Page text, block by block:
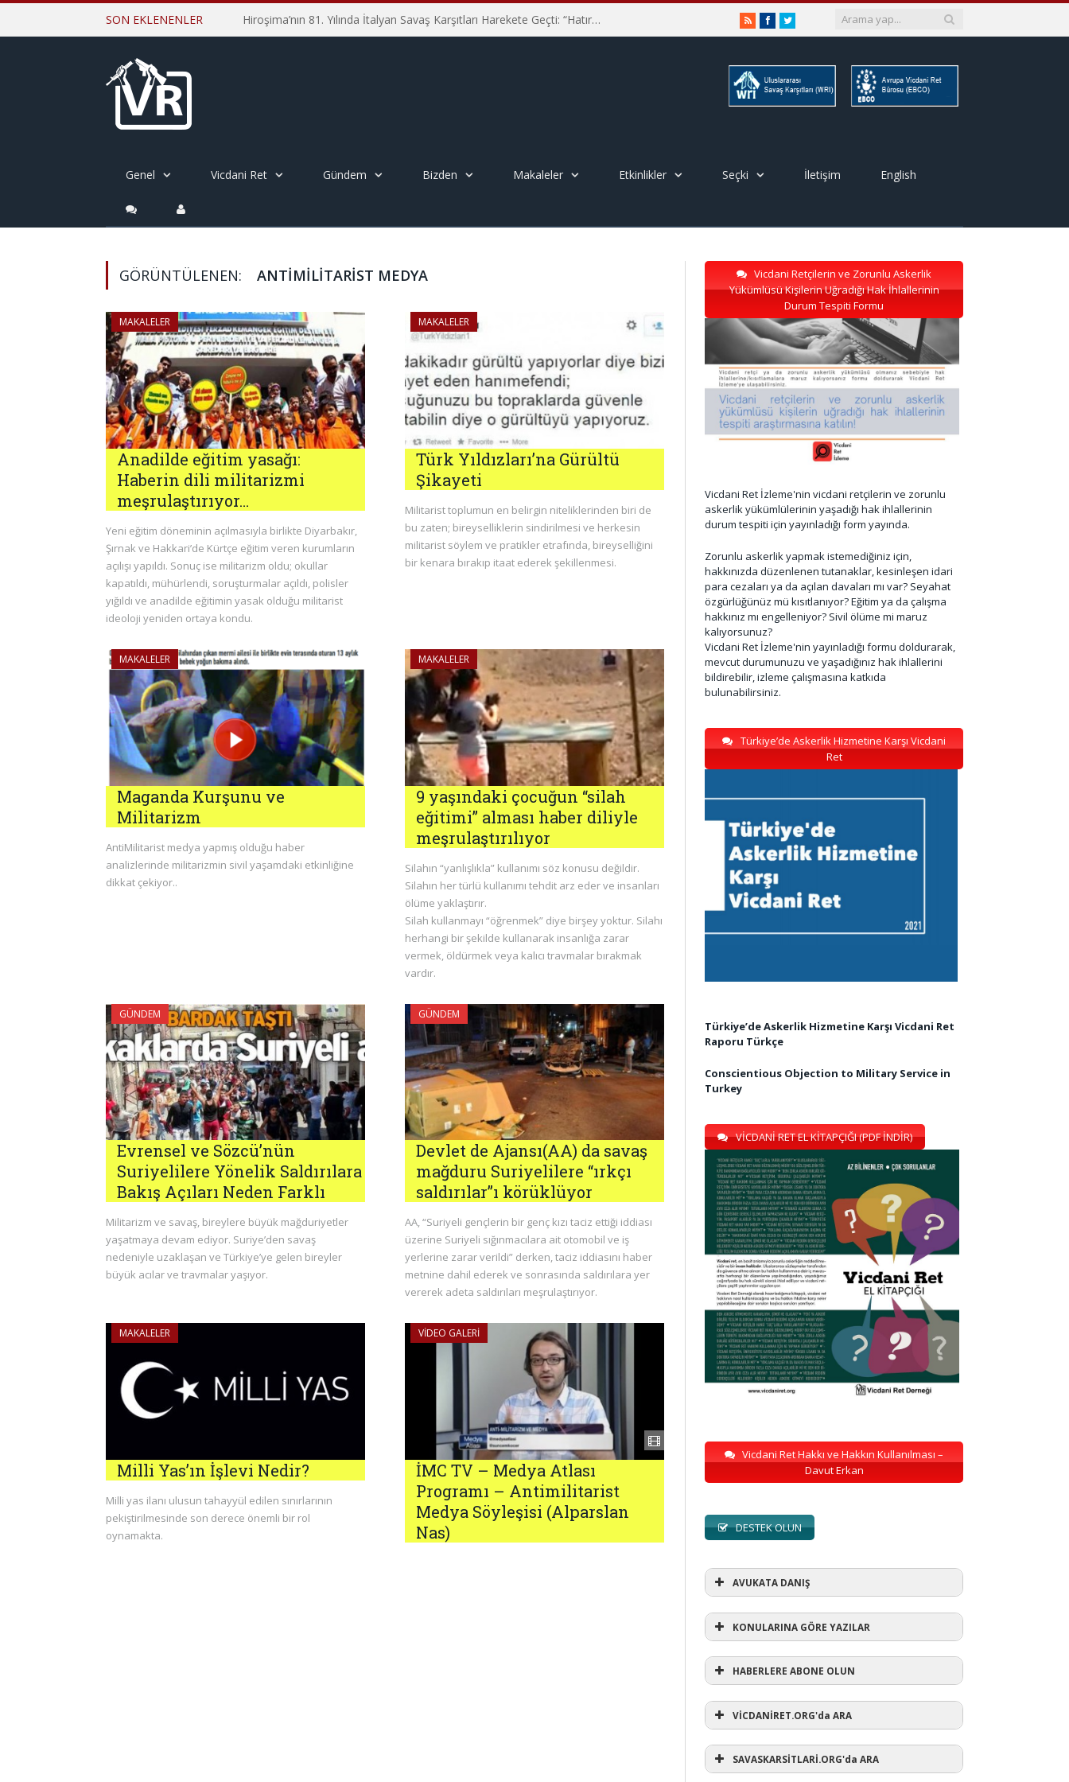
SON EKLENENLER Hiroşima’nın 81. Yılında İtalyan Savaş Karşıtları Harekete Geçti: “Hatırlamak yeterli değil” RSSFacebookTwitter
Genel Vicdani Ret Gündem Bizden Makaleler Etkinlikler Seçki İletişim English
GÖRÜNTÜLENEN: ANTIMILITARIST MEDYA
MAKALELER
Anadilde eğitim yasağı:
Haberin dili militarizmi
meşrulaştırıyor…
Yeni eğitim döneminin açılmasıyla birlikte Diyarbakır,
Şırnak ve Hakkari’de Kürtçe eğitim veren kurumların
açılışı yapıldı. Sonuç ise militarizm oldu; okullar
kapatıldı, mühürlendi, soruşturmalar açıldı, polisler
yığıldı ve anadilde eğitimin yasak olduğu militarist
ideoloji yeniden ortaya kondu.
MAKALELER
Türk Yıldızları’na Gürültü
Şikayeti
Militarist toplumun en belirgin niteliklerinden biri de
bu zaten; bireyselliklerin sindirilmesi ve herkesin
militarist söylem ve pratikler etrafında, bireyselliğini
bir kenara bırakıp itaat ederek şekillenmesi.
MAKALELER
Maganda Kurşunu ve
Militarizm
AntiMilitarist medya yapmış olduğu haber
analizlerinde militarizmin sivil yaşamdaki etkinliğine
dikkat çekiyor..
MAKALELER
9 yaşındaki çocuğun “silah
eğitimi” alması haber diliyle
meşrulaştırılıyor
Silahın “yanlışlıkla” kullanımı söz konusu değildir.
Silahın her türlü kullanımı tehdit arz eder ve insanları
ölüme yaklaştırır.
Silah kullanmayı “öğrenmek” diye birşey yoktur. Silahı
herhangi bir şekilde kullanarak insanlığa zarar
vermek, öldürmek veya kalıcı travmalar bırakmak
vardır.
GÜNDEM
Evrensel ve Sözcü’nün
Suriyelilere Yönelik Saldırılara
Bakış Açıları Neden Farklı
Militarizm ve savaş, bireylere büyük mağduriyetler
yaşatmaya devam ediyor. Suriye’den savaş
nedeniyle uzaklaşan ve Türkiye’ye gelen bireyler
büyük acılar ve travmalar yaşıyor.
GÜNDEM
Devlet de Ajansı(AA) da savaş
mağduru Suriyelilere “ırkçı
saldırılar”ı körüklüyor
AA, “Suriyeli gençlerin bir genç kızı taciz ettiği iddiası
üzerine Suriyeli sığınmacılara ait otomobil ve iş
yerlerine zarar verildi” derken, taciz iddiasını haber
metnine dahil ederek ve sonrasında saldırılara yer
vererek adeta saldırıları meşrulaştırıyor.
MAKALELER
Milli Yas’ın İşlevi Nedir?
Milli yas ilanı ulusun tahayyül edilen sınırlarının
pekiştirilmesinde son derece önemli bir rol
oynamakta.
VIDEO GALERI
İMC TV – Medya Atlası
Programı – Antimilitarist
Medya Söyleşisi (Alparslan
Nas)
Vicdani Retçilerin ve Zorunlu Askerlik
Yükümlüsü Kişilerin Uğradığı Hak İhlallerinin
Durum Tespiti Formu
Vicdani Ret İzleme'nin vicdani retçilerin ve zorunlu
askerlik yükümlülerinin yaşadığı hak ihlallerinin
durum tespiti için yayınladığı form yayında.
Zorunlu askerlik yapmak istemediğiniz için,
hakkınızda düzenlenen tutanaklar, kesinleşen idari
para cezaları ya da açılan davaları mı var? Seyahat
özgürlüğünüz mü kısıtlanıyor? Eğitim ya da çalışma
hakkınız mı engelleniyor? Sivil ölüme mi maruz
kalıyorsunuz?
Vicdani Ret İzleme'nin yayınladığı formu doldurarak,
mevcut durumunuzu ve yaşadığınız hak ihlallerini
bildirebilir, izleme çalışmasına katkıda
bulunabilirsiniz.
Türkiye’de Askerlik Hizmetine Karşı Vicdani
Ret
Türkiye’de Askerlik Hizmetine Karşı Vicdani Ret
Raporu Türkçe
Conscientious Objection to Military Service in
Turkey
VİCDANİ RET EL KİTAPÇIĞI (PDF İNDİR)
Vicdani Ret Hakkı ve Hakkın Kullanılması –
Davut Erkan
DESTEK OLUN
AVUKATA DANIŞ
AVUKATA DANIŞ
KONULARINA GÖRE YAZILAR
KONULARINA GÖRE YAZILAR
#refusewar(1)
'dur' ihtarı(3)
HABERLERE ABONE OLUN
VİCDANİRET.ORG'da ARA
SAVASKARSİTLARİ.ORG'da ARA